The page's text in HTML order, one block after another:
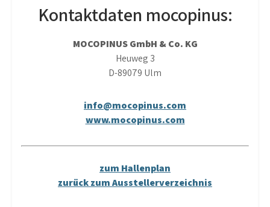
Kontaktdaten mocopinus:
MOCOPINUS GmbH & Co. KG
Heuweg 3
D-89079 Ulm
info@mocopinus.com
www.mocopinus.com
zum Hallenplan
zurück zum Ausstellerverzeichnis